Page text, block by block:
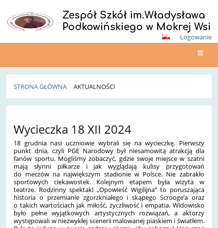
Zespół Szkół im.Władysława
Podkowińskiego w Mokrej Wsi
Logowanie
STRONA GŁÓWNA AKTUALNOŚCI
Wycieczka 18 XII 2024
18 grudnia nasi uczniowie wybrali się na wycieczkę. Pierwszy
punkt dnia, czyli PGE Narodowy był niesamowitą atrakcją dla
fanów sportu. Mogliśmy zobaczyć, gdzie swoje miejsce w szatni
mają słynni piłkarze i jak wyglądają kulisy przygotowań
do meczów na największym stadionie w Polsce. Nie zabrakło
sportowych ciekawostek. Kolejnym etapem była wizyta w
teatrze. Rodzinny spektakl „Opowieść Wigilijna” to poruszająca
historia o przemianie zgorzkniałego i skąpego Scrooge’a oraz
o takich wartościach jak miłość, życzliwość i empatia. Widowisko
było pełne wyjątkowych artystycznych rozwiązań, a aktorzy
występowali w niezwykłej scenerii malowanej piaskiem i światłem.